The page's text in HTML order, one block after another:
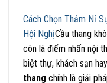
Cách Chọn Thảm Nỉ
Hội NghịCầu thang
còn là điểm nhấn nội
biệt thự, khách sạn
thang chính là giải